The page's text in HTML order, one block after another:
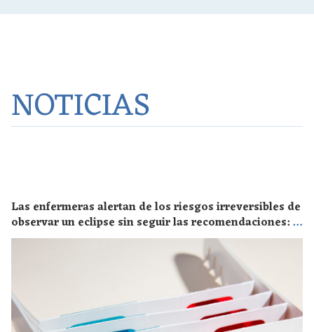
NOTICIAS
Las enfermeras alertan de los riesgos irreversibles de
observar un eclipse sin seguir las recomendaciones: la
retinopatía solar es el mayor de los peligros